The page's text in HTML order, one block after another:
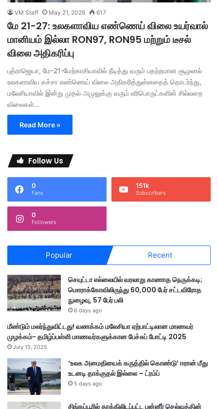
VM Staff May 21, 2026 617
மே 21-27: உலகளாவிய எண்ணெய் விலை உயர்வால்
மானியம் இல்லா RON97, RON95 மற்றும் டீசல்
விலை அதிகரிப்பு
புத்ராஜெயா, மே-21-மேற்காசியாவில் நீடித்து வரும் பதற்றமான சூழலால்
உலகளாவிய கச்சா எண்ணெய் விலை அதிகரித்துள்ளதைத் தொடர்ந்து,
மலேசியாவில் இன்று முதல் அமுலுக்கு வரும் எரிபொருட்களின் சில்லறை
விலைகள்…
Read More »
Follow Us
0
Fans
151k
Subscribers
0
Followers
Popular Recent
செயுட்டா எல்லையில் வரலாறு காணாத நெருக்கடி;
மொராக்கோவிலிருந்து 60,000 பேர் சட்டவிரோத
நுழைவு, 57 பேர் பலி
6 days ago
மீண்டும் மலர்ந்துவிட்டது! வணக்கம் மலேசியா ஏற்பாட்டிலான மாணவர்
முழக்கம்- தமிழ்ப்பள்ளி மாணவர்களுக்கான பேச்சுப் போட்டி 2025
July 15, 2025
‘உலக அமைதியைக் கருத்தில் கொண்டு’ ஈரான் மீது
உடனடி தாக்குதல் இல்லை – ட்ரம்ப்
5 days ago
சிங்கப்பூரில் தூக்கிலிடப்பட்ட பன்னீர் செல்வத்தின்